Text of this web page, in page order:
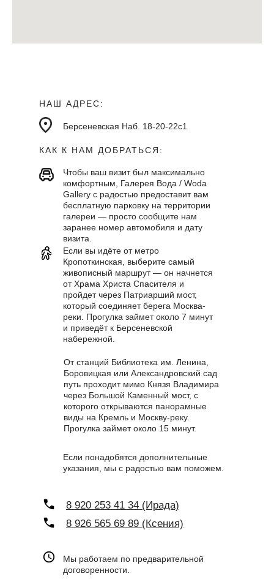
8 920 253 41 34 (Ирада)
8 926 565 69 89 (Ксения)
Берсеневская Наб. 18-20-22с1
НАШ АДРЕС:
КАК К НАМ ДОБРАТЬСЯ:
Чтобы ваш визит был максимально
комфортным, Галерея Вода / Woda
Gallery с радостью предоставит вам
бесплатную парковку на территории
галереи — просто сообщите нам
заранее номер автомобиля и дату
визита.
Если вы идёте от метро
Кропоткинская, выберите самый
живописный маршрут — он начнется
от Храма Христа Спасителя и
пройдет через Патриарший мост,
который соединяет берега Москва-
реки. Прогулка займет около 7 минут
и приведёт к Берсеневской
набережной.
От станций Библиотека им. Ленина,
Боровицкая или Александровский сад
путь проходит мимо Князя Владимира
через Большой Каменный мост, с
которого открываются панорамные
виды на Кремль и Москву-реку.
Прогулка займет около 15 минут.
Если понадобятся дополнительные
указания, мы с радостью вам поможем.
Мы работаем по предварительной
договоренности.